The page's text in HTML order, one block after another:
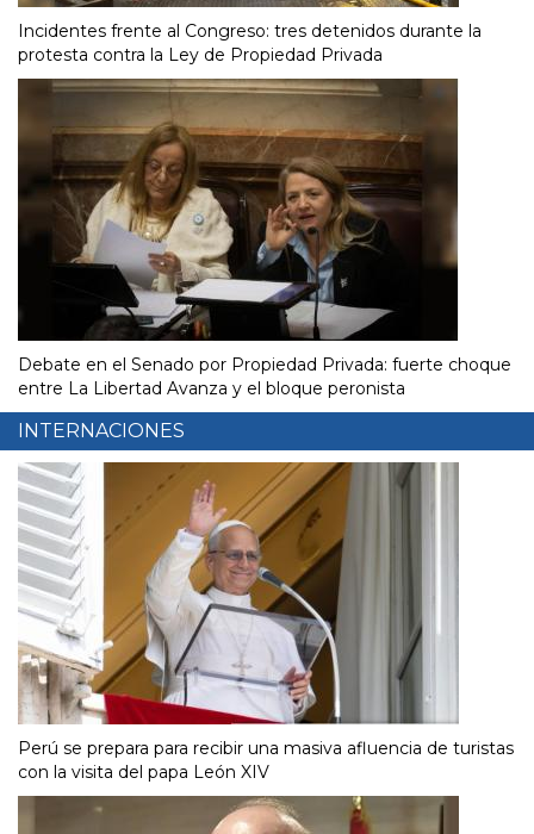
Incidentes frente al Congreso: tres detenidos durante la
protesta contra la Ley de Propiedad Privada
Debate en el Senado por Propiedad Privada: fuerte choque
entre La Libertad Avanza y el bloque peronista
INTERNACIONES
Perú se prepara para recibir una masiva afluencia de turistas
con la visita del papa León XIV